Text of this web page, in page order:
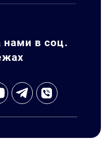
нами в соц.